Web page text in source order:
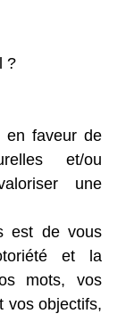
?
en faveur de
et/ou
une
est de vous
et la
mots, vos
vos objectifs,